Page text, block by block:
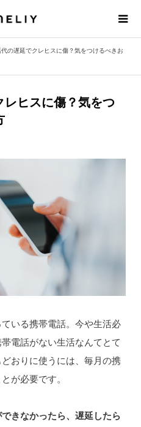
の遅延でクレヒスに傷？気をつけるべきお
ヒスに傷？気をつ
いる携帯電話。今や生活必
電話がない生活なんてとて
おりに使うには、毎月の携
が必要です。
きなかったら、遅延したら